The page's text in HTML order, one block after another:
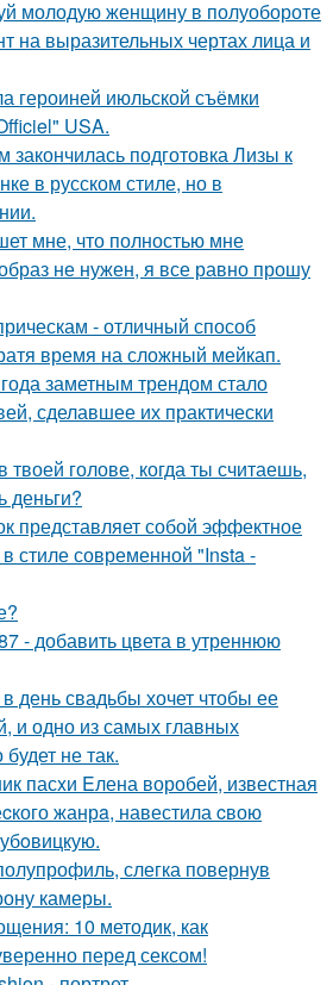
молодую женщину в полуобороте
на выразительных чертах лица и
героиней июльской съёмки
USA.
закончилась подготовка Лизы к
в русском стиле, но в
мне, что полностью мне
не нужен, я все равно прошу
- отличный способ
время на сложный мейкап.
заметным трендом стало
сделавшее их практически
твоей голове, когда ты считаешь,
деньги?
представляет собой эффектное
стиле современной "Insta -
- добавить цвета в утреннюю
день свадьбы хочет чтобы ее
и одно из самых главных
не так.
пасxи Eлена воробей, известная
жанрa, навестила cвою
слегка повернув
камеры.
10 методик, как
перед сексом!